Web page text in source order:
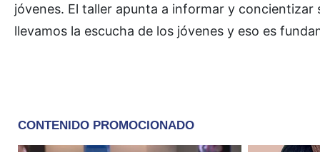
jóvenes. El taller apunta a informar y
llevamos la escucha de los jóvenes y eso es